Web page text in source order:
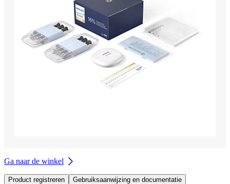
Ga naar de winkel
Product registreren Gebruiksaanwijzing en documentatie